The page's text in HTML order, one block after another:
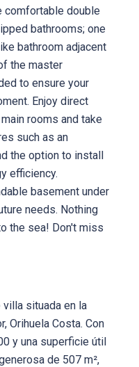
comfortable double
bathrooms; one
bathroom adjacent
the master
to ensure your
Enjoy direct
rooms and take
such as an
the option to install
efficiency.
basement under
needs. Nothing
the sea! Don't miss
situada en la
Orihuela Costa. Con
y una superficie útil
de 507 m²,